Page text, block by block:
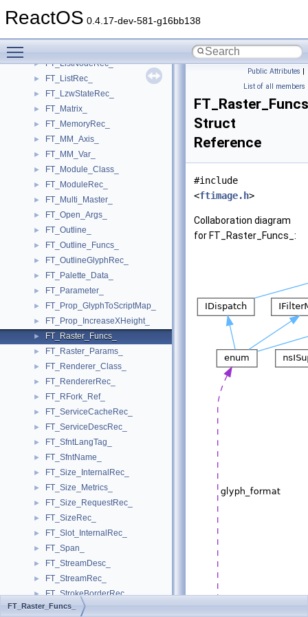
ReactOS 0.4.17-dev-581-g16bb138
► FT_Int64_
► FT_ListNodeRec_
► FT_ListRec_
► FT_LzwStateRec_
► FT_Matrix_
► FT_MemoryRec_
► FT_MM_Axis_
► FT_MM_Var_
► FT_Module_Class_
► FT_ModuleRec_
► FT_Multi_Master_
► FT_Open_Args_
► FT_Outline_
► FT_Outline_Funcs_
► FT_OutlineGlyphRec_
► FT_Palette_Data_
► FT_Parameter_
► FT_Prop_GlyphToScriptMap_
► FT_Prop_IncreaseXHeight_
► FT_Raster_Funcs_
► FT_Raster_Params_
► FT_Renderer_Class_
► FT_RendererRec_
► FT_RFork_Ref_
► FT_ServiceCacheRec_
► FT_ServiceDescRec_
► FT_SfntLangTag_
► FT_SfntName_
► FT_Size_InternalRec_
► FT_Size_Metrics_
► FT_Size_RequestRec_
► FT_SizeRec_
► FT_Slot_InternalRec_
► FT_Span_
► FT_StreamDesc_
► FT_StreamRec_
► FT_StrokeBorderRec_
► FT_StrokerRec_
Public Attributes |
List of all members
Struct
Reference
#include
<ftimage.h>
Collaboration diagram
for FT_Raster_Funcs_:
FT_Raster_Funcs_